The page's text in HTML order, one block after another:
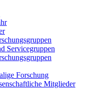
Servicegruppen
Forschung
Mitglieder